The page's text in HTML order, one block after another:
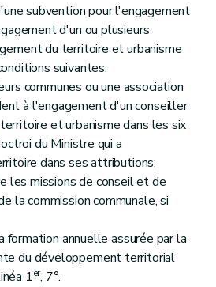
subvention pour l'engagement
d'un ou plusieurs
du territoire et urbanisme
suivantes:
communes ou une association
à l'engagement d'un conseiller
et urbanisme dans les six
du Ministre qui a
dans ses attributions;
les missions de conseil et de
la commission communale, si
formation annuelle assurée par la
du développement territorial
1er, 7°.